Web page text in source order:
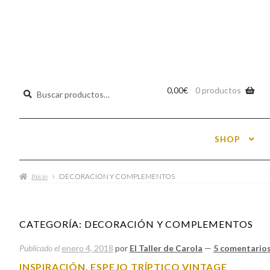
Buscar
0,00€ 0 productos
SHOP
Inicio DECORACIÓN Y COMPLEMENTOS
CATEGORÍA: DECORACIÓN Y COMPLEMENTOS
Publicado el enero 4, 2018 por El Taller de Carola — 5 comentarios
INSPIRACIÓN, ESPEJO TRÍPTICO VINTAGE